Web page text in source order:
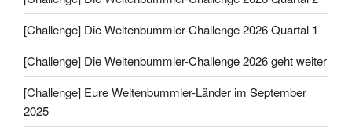
[Challenge] Die Weltenbummler-Challenge 2026 Quartal 1
[Challenge] Die Weltenbummler-Challenge 2026 geht weiter
[Challenge] Eure Weltenbummler-Länder im September
2025